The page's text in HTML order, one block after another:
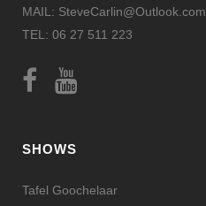
MAIL: SteveCarlin@Outlook.com
TEL: 06 27 511 223
SHOWS
Tafel Goochelaar